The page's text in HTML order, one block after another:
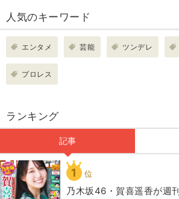
人気のキーワード
エンタメ 芸能 ツンデレ
プロレス
ランキング
記事
1 位
乃木坂46・賀喜遥香が週